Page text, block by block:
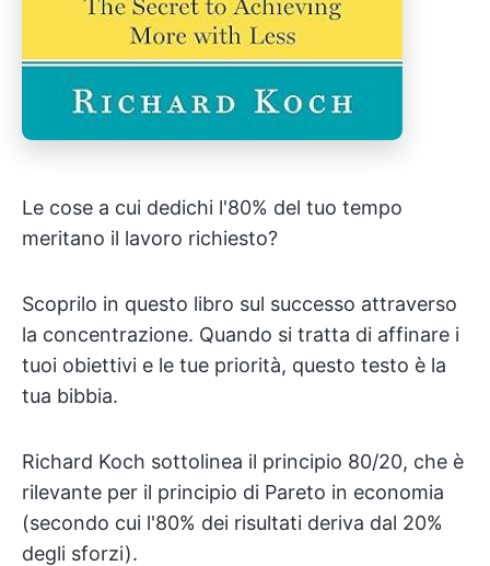
Le cose a cui dedichi l'80% del tuo tempo
meritano il lavoro richiesto?
Scoprilo in questo libro sul successo attraverso
la concentrazione. Quando si tratta di affinare i
tuoi obiettivi e le tue priorità, questo testo è la
tua bibbia.
Richard Koch sottolinea il principio 80/20, che è
rilevante per il principio di Pareto in economia
(secondo cui l'80% dei risultati deriva dal 20%
degli sforzi).